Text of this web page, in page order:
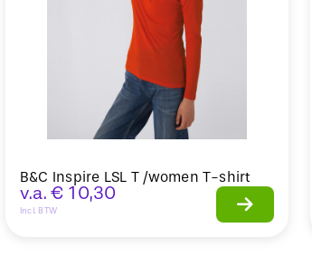
B&C Inspire LSL T /women T-shirt
v.a. € 10,30
Incl. BTW